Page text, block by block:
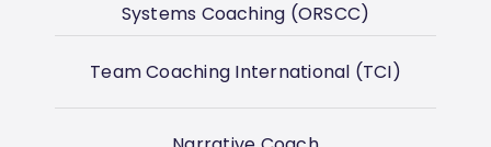
Systems Coaching (ORSCC)
Team Coaching International (TCI)